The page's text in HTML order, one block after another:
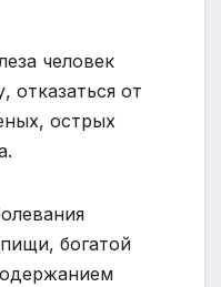
человек
отказаться от
острых
пищи, богатой